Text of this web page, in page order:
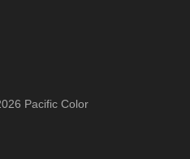
Pacific Color